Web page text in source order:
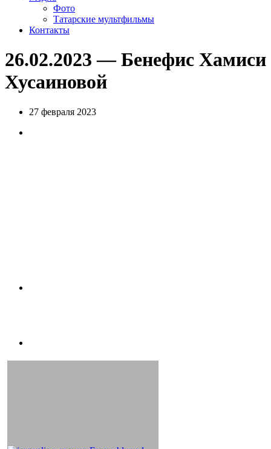
Фото
Татарские мультфильмы
Контакты
26.02.2023 — Бенефис Хамиси
Хусаиновой
27 февраля 2023